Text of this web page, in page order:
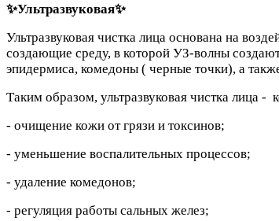
✨️Ультразвуковая✨️
Ультразвуковая чистка лица основана на
создающие среду, в которой УЗ-волны
эпидермиса, комедоны ( черные точки), а
Таким образом, ультразвуковая чистка лица -
- очищение кожи от грязи и токсинов;
- уменьшение воспалительных процессов;
- удаление комедонов;
- регуляция работы сальных желез;